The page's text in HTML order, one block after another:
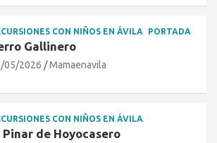
CON NIÑOS EN ÁVILA PORTADA
Gallinero
05/2026 Mamaenavila
CON NIÑOS EN ÁVILA
Pinar de Hoyocasero